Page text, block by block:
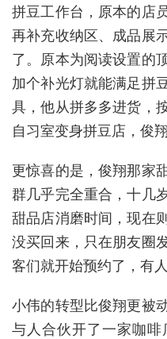
拼豆工作台，原本的店
再补充收纳区、成品展
了。原本为阅读设置的
加个补光灯就能满足拼
具，他从拼多多进货，
自习室变身拼豆店，俊
更惊喜的是，俊翔那家
群几乎完全重合，十几
甜品店消磨时间，现在
没买回来，只在朋友圈
客们就开始预约了，有
小伟的转型比俊翔更被
与人合伙开了一家咖